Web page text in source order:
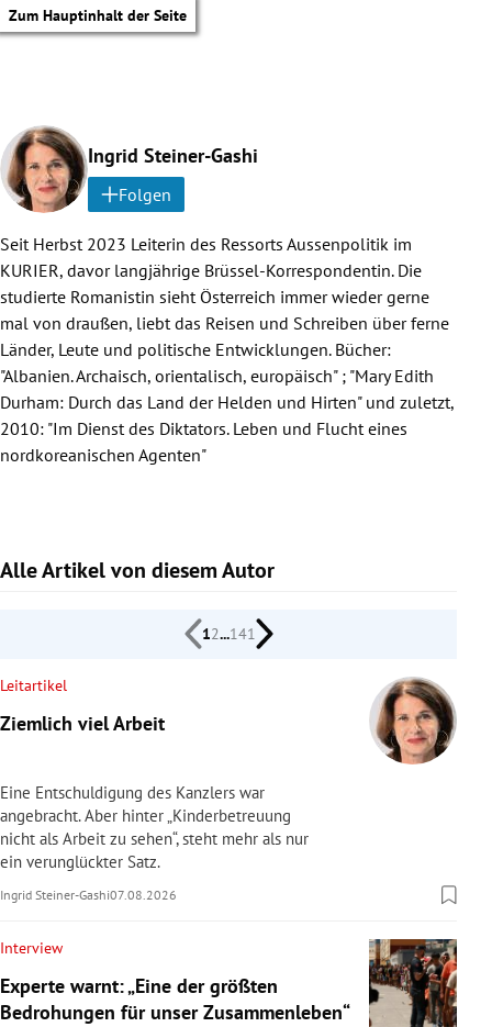
Zum Hauptinhalt der Seite
Untermenü
Untermenü
Untermenü
Untermenü
Ingrid Steiner-Gashi
Folgen
Seit Herbst 2023 Leiterin des Ressorts Aussenpolitik im
KURIER, davor langjährige Brüssel-Korrespondentin. Die
studierte Romanistin sieht Österreich immer wieder gerne
mal von draußen, liebt das Reisen und Schreiben über ferne
Länder, Leute und politische Entwicklungen. Bücher:
"Albanien. Archaisch, orientalisch, europäisch" ; "Mary Edith
Durham: Durch das Land der Helden und Hirten" und zuletzt,
2010: "Im Dienst des Diktators. Leben und Flucht eines
nordkoreanischen Agenten"
Alle Artikel von diesem Autor
12...141
Leitartikel
Ziemlich viel Arbeit
Eine Entschuldigung des Kanzlers war
angebracht. Aber hinter „Kinderbetreuung
nicht als Arbeit zu sehen“, steht mehr als nur
ein verunglückter Satz.
Ingrid Steiner-Gashi07.08.2026
Interview
Experte warnt: „Eine der größten
Bedrohungen für unser Zusammenleben“